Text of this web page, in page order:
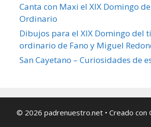
Canta con Maxi el XIX Domingo
Ordinario
Dibujos para el XIX Domingo del
ordinario de Fano y Miguel
San Cayetano – Curiosidades de
© 2026 padrenuestro.net • Creado con